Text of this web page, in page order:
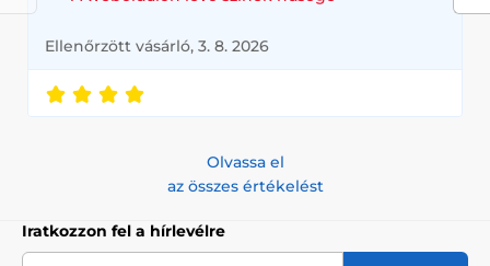
Ellenőrzött vásárló, 3. 8. 2026
Olvassa el
az összes értékelést
Iratkozzon fel a hírlevélre